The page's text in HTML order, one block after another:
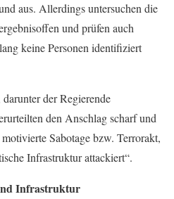
aus. Allerdings untersuchen die
und prüfen auch
keine Personen identifiziert
der Regierende
den Anschlag scharf und
Sabotage bzw. Terrorakt,
Infrastruktur attackiert“.
Infrastruktur